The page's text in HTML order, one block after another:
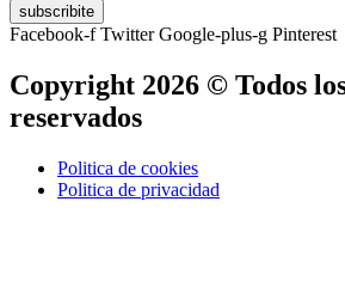
subscribite
Facebook-f Twitter Google-plus-g Pinterest
Copyright 2026 © Todos
reservados
Politica de cookies
Politica de privacidad